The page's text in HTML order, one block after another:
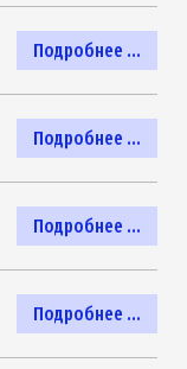
Подробнее ...
Подробнее ...
Подробнее ...
Подробнее ...